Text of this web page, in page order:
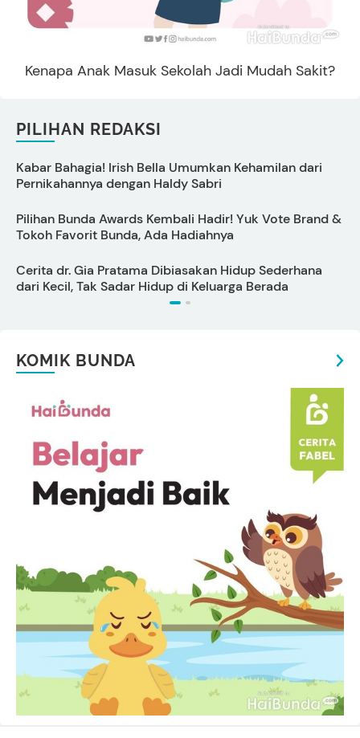
Kenapa Anak Masuk Sekolah Jadi Mudah Sakit?
PILIHAN REDAKSI
Kabar Bahagia! Irish Bella Umumkan Kehamilan dari
Pernikahannya dengan Haldy Sabri
Pilihan Bunda Awards Kembali Hadir! Yuk Vote Brand &
Tokoh Favorit Bunda, Ada Hadiahnya
Cerita dr. Gia Pratama Dibiasakan Hidup Sederhana
dari Kecil, Tak Sadar Hidup di Keluarga Berada
KOMIK BUNDA